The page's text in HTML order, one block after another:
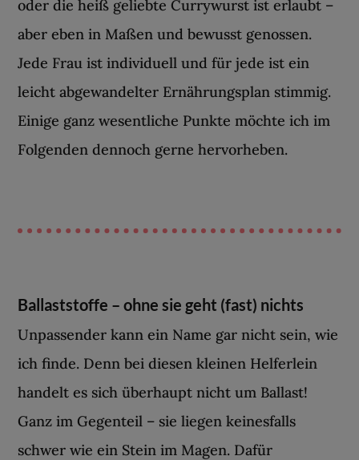
oder die heiß geliebte Currywurst ist erlaubt –
aber eben in Maßen und bewusst genossen.
Jede Frau ist individuell und für jede ist ein
leicht abgewandelter Ernährungsplan stimmig.
Einige ganz wesentliche Punkte möchte ich im
Folgenden dennoch gerne hervorheben.
Ballaststoffe – ohne sie geht (fast) nichts
Unpassender kann ein Name gar nicht sein, wie
ich finde. Denn bei diesen kleinen Helferlein
handelt es sich überhaupt nicht um Ballast!
Ganz im Gegenteil – sie liegen keinesfalls
schwer wie ein Stein im Magen. Dafür